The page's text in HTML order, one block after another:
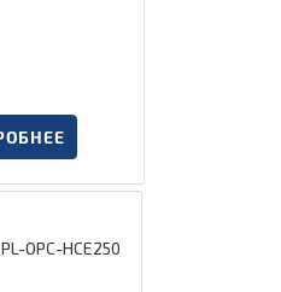
OPC-HCE250